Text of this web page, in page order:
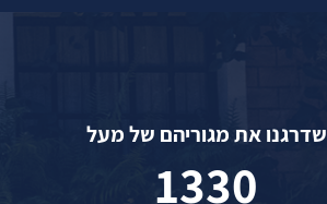
שדרגנו את מגוריהם של מעל
1330